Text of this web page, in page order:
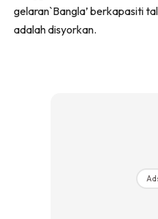
gelaran`Bangla’ berkapasiti
adalah disyorkan.